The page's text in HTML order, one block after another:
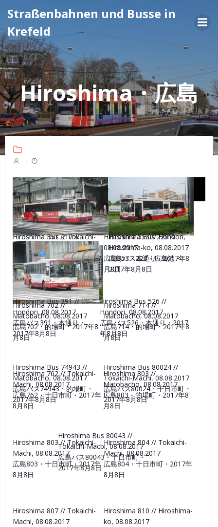
Inhalt
Straßenbahnen und Busse in
Krefeld
Hiroshima・広島
-
Straßenbahn・路面電車
Hiroshima 351 // Tokaichi-
Machi, 08.08.2017
広島351・十日市町・2017年
8月8日
Hiroshima 353 // Hondori,
08.08.2017
広島353・本通り・2017年8
月8日
Hiroshima 702 //
Matobacho, 08.08.2017
広島702・的場町・2017年8
月8日
Hiroshima 714 //
Matobacho, 08.08.2017
広島714・的場町・2017年8
月8日
Hiroshima 762 // Tokaichi-
Machi, 08.08.2017
広島762・十日市町・2017年
8月8日
Hiroshima 803 //
Matobacho, 08.08.2017
広島803・的場町・2017年8
月8日
Hiroshima 803 // Tokaichi-
Machi, 08.08.2017
広島803・十日市町・2017年
8月8日
Hiroshima 804 // Tokaichi-
Machi, 08.08.2017
広島804・十日市町・2017年
8月8日
Hiroshima 807 // Tokaichi-
Machi, 08.08.2017
Hiroshima 810 // Hiroshima-
ko, 08.08.2017
Hiroshima Bus 217 //
Hondori, 08.08.2017
広島バス217・本通り・2017
年8月8日
Hiroshima Bus 220 //
Hiroshima-ko, 08.08.2017
広島バス220・広島港・
2017年8月8日
Hiroshima Bus 391 //
Hondori, 08.08.2017
広島バス391・本通り・
2017年8月8日
Hiroshima Bus 526 //
Hondori, 08.08.2017
広島バス526・本通り・2017
年8月8日
Hiroshima Bus 74943 //
Matobacho, 08.08.2017
広島バス74943・的場町・
2017年8月8日
Hiroshima Bus 80024 //
Tokaichi-Machi, 08.08.2017
広島バス80024・十日市町・
2017年8月8日
Hiroshima Bus 80043 //
Tokaichi-Macbi, 08.08.2017
広島バス80043・十日市町・
2017年8月8日